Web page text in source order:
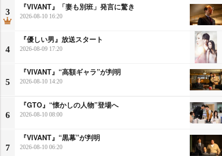
3
『VIVANT』「妻も別班」発言に驚き
2026-08-10 16:20
4
『優しい男』放送スタート
2026-08-09 17:20
5
『VIVANT』“高額ギャラ”が判明
2026-08-10 14:20
6
『GTO』“懐かしの人物”登場へ
2026-08-10 08:00
7
『VIVANT』“黒幕”が判明
2026-08-10 06:20